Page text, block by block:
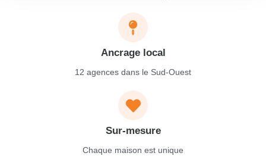
Ancrage local
12 agences dans le Sud-Ouest
Sur-mesure
Chaque maison est unique